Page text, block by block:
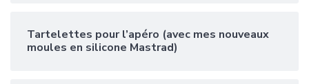
Tartelettes pour l’apéro (avec mes nouveaux
moules en silicone Mastrad)